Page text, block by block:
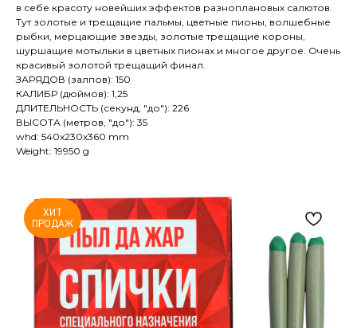
в себе красоту новейших эффектов разноплановых салютов.
Тут золотые и трещащие пальмы, цветные пионы, волшебные
рыбки, мерцающие звезды, золотые трещащие короны,
шуршащие мотыльки в цветных пионах и многое другое. Очень
красивый золотой трещащий финал.
ЗАРЯДОВ (залпов): 150
КАЛИБР (дюймов): 1,25
ДЛИТЕЛЬНОСТЬ (секунд, "до"): 226
ВЫСОТА (метров, "до"): 35
whd: 540x230x360 mm
Weight: 19950 g
ХИТ
ПРОДАЖ